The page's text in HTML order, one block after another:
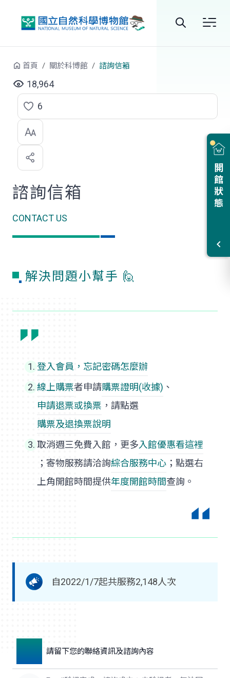
尋
開館狀態
首頁 關於科博館 諮詢信箱
18,964
點
選
喜
歡
6
諮詢信箱
CONTACT US
解決問題小幫手 🙋
登入會員，忘記密碼怎麼辦
線上購票者申請購票證明(收據) 、
申請退票或換票 ，請點選
購票及退換票說明
取消週三免費入館，更多入館優惠看這裡
；寄物服務請洽詢綜合服務中心 ；點選右
上角開館時間提供年度開館時間查詢。
自2022/1/7起共服務2,148人次
請留下您的聯絡資訊及諮詢內容